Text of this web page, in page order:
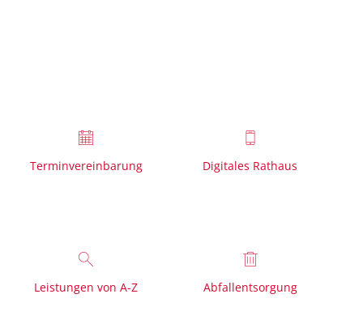
Terminvereinbarung Digitales Rathaus
Leistungen von A-Z Abfallentsorgung